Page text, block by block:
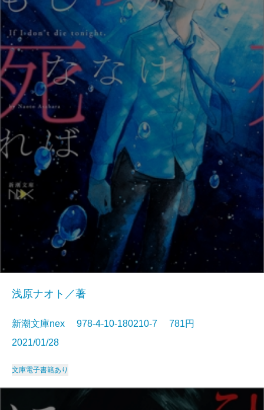
浅原ナオト／著
新潮文庫nex 978-4-10-180210-7 781円
2021/01/28
文庫電子書籍あり